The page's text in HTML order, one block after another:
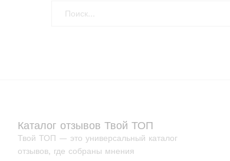
Каталог отзывов Твой ТОП
Твой ТОП — это универсальный каталог
отзывов, где собраны мнения